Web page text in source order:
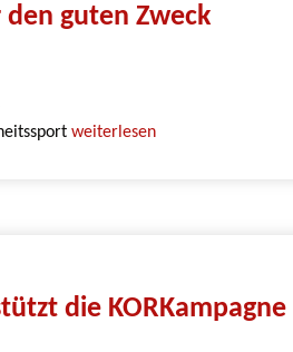
guten Zweck
weiterlesen
die KORKampagne